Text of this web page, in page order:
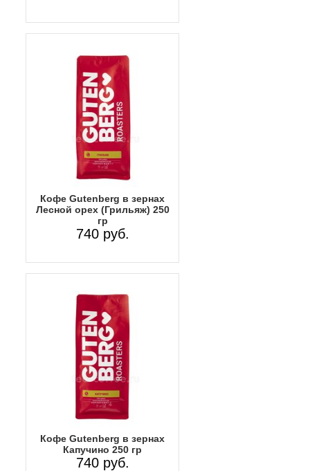
Кофе Gutenberg в зернах
Лесной орех (Грильяж) 250
гр
740 руб.
Кофе Gutenberg в зернах
Капучино 250 гр
740 руб.